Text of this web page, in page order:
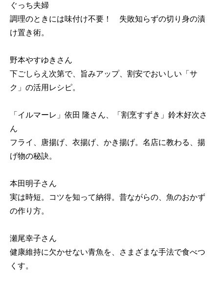
ぐっち夫婦
調理のときには味付け不要！ 失敗知らずの切り身の漬
け置き術。
野本やすゆきさん
下ごしらえ次第で、旨みアップ、割安でおいしい「サ
ク」の活用レシピ。
「イルマーレ」依田 隆さん、「割烹すずき」鈴木好次さ
ん
フライ、唐揚げ、衣揚げ、かき揚げ。名店に教わる、揚
げ物の秘訣。
本田明子さん
実は時短。コツを知って納得。昔ながらの、魚のおかず
の作り方。
瀬尾幸子さん
健康維持に欠かせない青魚を、さまざまな手法で食べつ
くす。